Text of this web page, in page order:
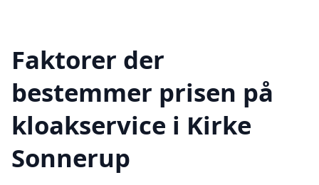
Faktorer der
bestemmer prisen på
kloakservice i Kirke
Sonnerup